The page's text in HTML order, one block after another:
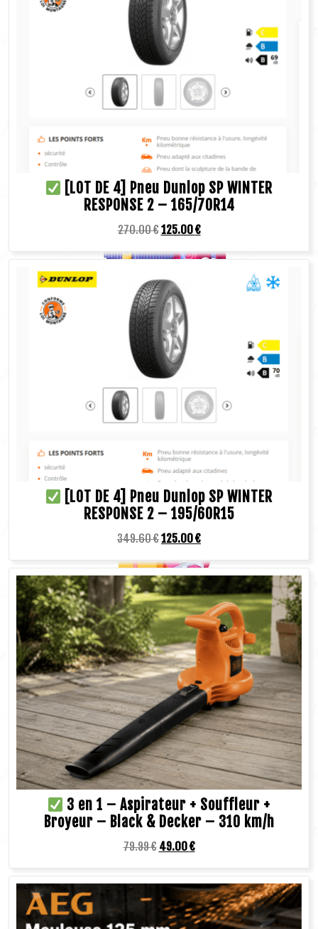
[LOT DE 4] Pneu Dunlop SP WINTER
RESPONSE 2 – 165/70R14
270.00€125.00€
[LOT DE 4] Pneu Dunlop SP WINTER
RESPONSE 2 – 195/60R15
349.60€125.00€
3 en 1 – Aspirateur + Souffleur +
Broyeur – Black & Decker – 310 km/h
79.99€ 49.00€